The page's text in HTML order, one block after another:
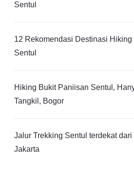
Sentul
12 Rekomendasi Destinasi Hiking
Sentul
Hiking Bukit Paniisan Sentul,
Tangkil, Bogor
Jalur Trekking Sentul terdekat
Jakarta